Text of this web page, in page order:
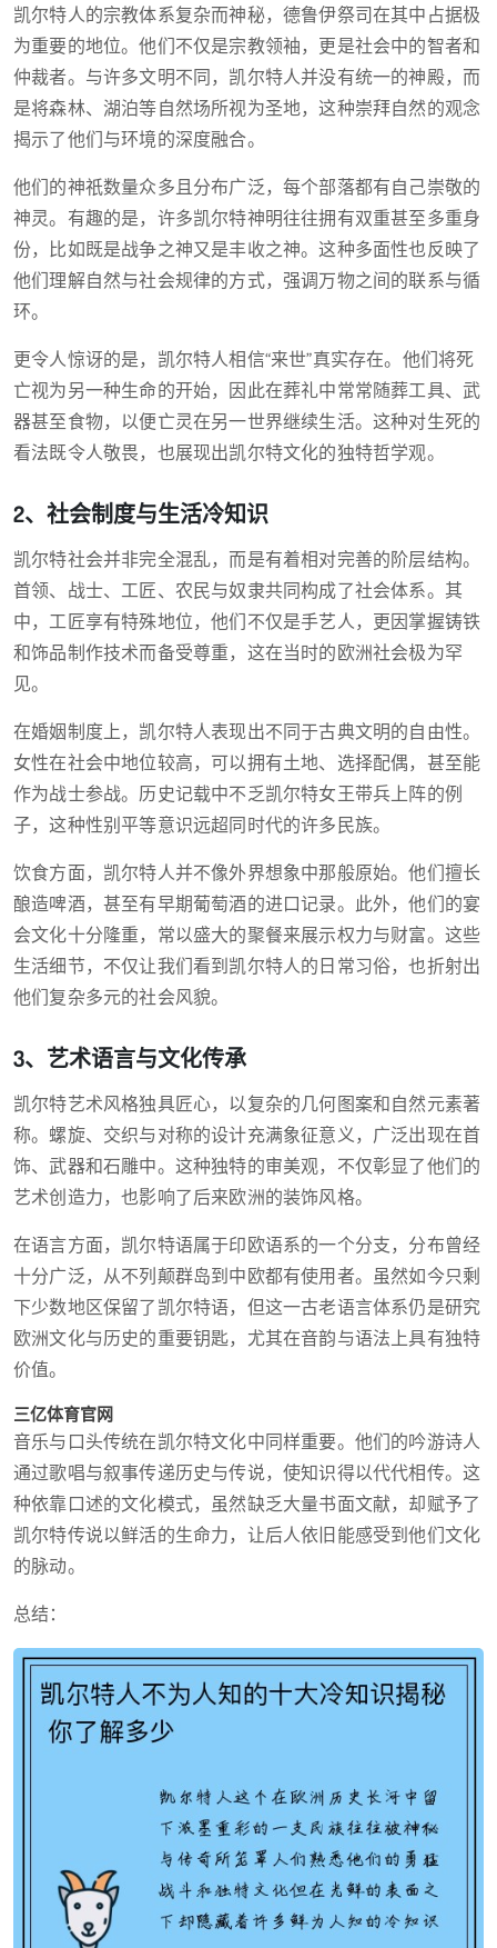
凯尔特人的宗教体系复杂而神秘，德鲁伊祭司在其中占据极
为重要的地位。他们不仅是宗教领袖，更是社会中的智者和
仲裁者。与许多文明不同，凯尔特人并没有统一的神殿，而
是将森林、湖泊等自然场所视为圣地，这种崇拜自然的观念
揭示了他们与环境的深度融合。
他们的神祇数量众多且分布广泛，每个部落都有自己崇敬的
神灵。有趣的是，许多凯尔特神明往往拥有双重甚至多重身
份，比如既是战争之神又是丰收之神。这种多面性也反映了
他们理解自然与社会规律的方式，强调万物之间的联系与循
环。
更令人惊讶的是，凯尔特人相信“来世”真实存在。他们将死
亡视为另一种生命的开始，因此在葬礼中常常随葬工具、武
器甚至食物，以便亡灵在另一世界继续生活。这种对生死的
看法既令人敬畏，也展现出凯尔特文化的独特哲学观。
2、社会制度与生活冷知识
凯尔特社会并非完全混乱，而是有着相对完善的阶层结构。
首领、战士、工匠、农民与奴隶共同构成了社会体系。其
中，工匠享有特殊地位，他们不仅是手艺人，更因掌握铸铁
和饰品制作技术而备受尊重，这在当时的欧洲社会极为罕
见。
在婚姻制度上，凯尔特人表现出不同于古典文明的自由性。
女性在社会中地位较高，可以拥有土地、选择配偶，甚至能
作为战士参战。历史记载中不乏凯尔特女王带兵上阵的例
子，这种性别平等意识远超同时代的许多民族。
饮食方面，凯尔特人并不像外界想象中那般原始。他们擅长
酿造啤酒，甚至有早期葡萄酒的进口记录。此外，他们的宴
会文化十分隆重，常以盛大的聚餐来展示权力与财富。这些
生活细节，不仅让我们看到凯尔特人的日常习俗，也折射出
他们复杂多元的社会风貌。
3、艺术语言与文化传承
凯尔特艺术风格独具匠心，以复杂的几何图案和自然元素著
称。螺旋、交织与对称的设计充满象征意义，广泛出现在首
饰、武器和石雕中。这种独特的审美观，不仅彰显了他们的
艺术创造力，也影响了后来欧洲的装饰风格。
在语言方面，凯尔特语属于印欧语系的一个分支，分布曾经
十分广泛，从不列颠群岛到中欧都有使用者。虽然如今只剩
下少数地区保留了凯尔特语，但这一古老语言体系仍是研究
欧洲文化与历史的重要钥匙，尤其在音韵与语法上具有独特
价值。
三亿体育官网
音乐与口头传统在凯尔特文化中同样重要。他们的吟游诗人
通过歌唱与叙事传递历史与传说，使知识得以代代相传。这
种依靠口述的文化模式，虽然缺乏大量书面文献，却赋予了
凯尔特传说以鲜活的生命力，让后人依旧能感受到他们文化
的脉动。
总结：